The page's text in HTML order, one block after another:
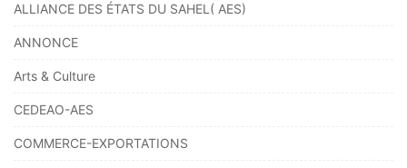
ALLIANCE DES ÉTATS DU SAHEL( AES)
ANNONCE
Arts & Culture
CEDEAO-AES
COMMERCE-EXPORTATIONS